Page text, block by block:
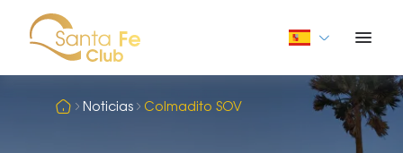
Noticias Colmadito SOV